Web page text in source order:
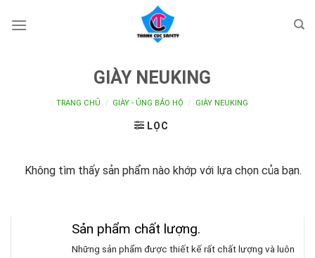
GIÀY NEUKING
TRANG CHỦ / GIÀY - ỦNG BẢO HỘ / GIÀY NEUKING
LỌC
Không tìm thấy sản phẩm nào khớp với lựa chọn của bạn.
Sản phẩm chất lượng.
Những sản phẩm được thiết kế rất chất lượng và luôn